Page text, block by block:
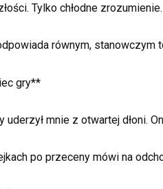
Tylko chłodne zrozumienie.
równym,
gry**
uderzył mnie z otwartej dłoni.
po przeceny mówi na